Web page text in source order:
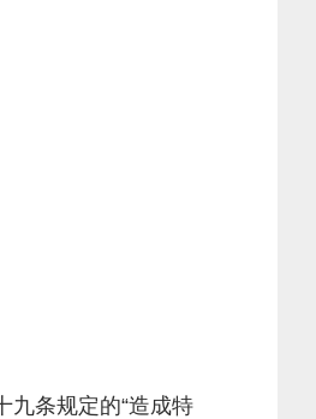
条规定的“造成特